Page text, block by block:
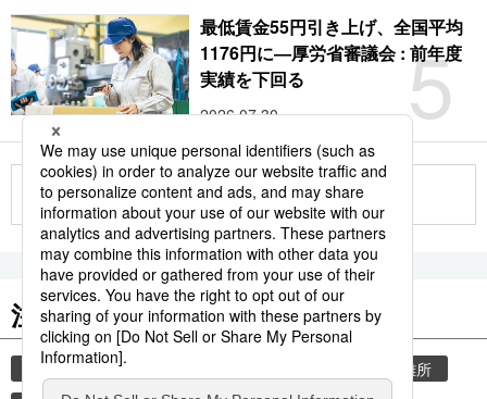
5
最低賃金55円引き上げ、全国平均
1176円に―厚労省審議会 : 前年度
実績を下回る
2026.07.30
もっと見る
注目のキーワード
共同通信ニュース
避難所